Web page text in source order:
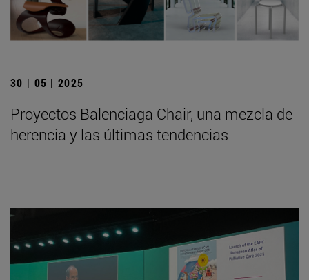
30 | 05 | 2025
Proyectos Balenciaga Chair, una mezcla de
herencia y las últimas tendencias